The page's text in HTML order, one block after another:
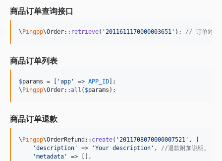
商品订单查询接口
\ Pingpp\Order:: retrieve( '2011611170000003651 ' ); // 订单对象
商品订单列表
$params = [ 'app ' => APP_ID ];
\ Pingpp\Order::all ( $params );
商品订单退款
\ Pingpp\OrderRefund:: create( '2011708070000007521 ' , [
'description ' => 'Your description ' , //退款附加说明。
'metadata '
=> [],